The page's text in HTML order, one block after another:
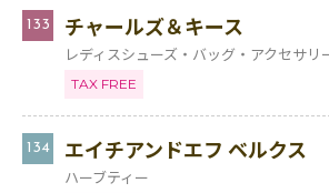
133 チャールズ＆キース
レディスシューズ・バッグ・アクセサリ
TAX FREE
134 エイチアンドエフ ベルクス
ハーブティー